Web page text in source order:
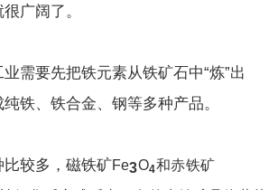
广阔了。
需要先把铁元素从铁矿石中“炼”出
铁、铁合金、钢等多种产品。
较多，磁铁矿Fe3O4和赤铁矿